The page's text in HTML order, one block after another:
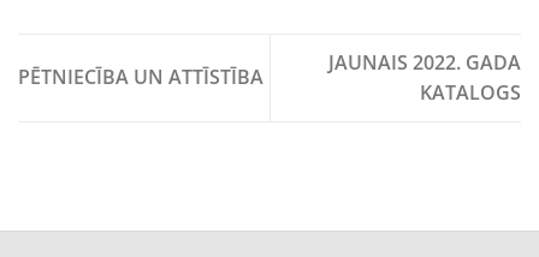
PĒTNIECĪBA UN ATTĪSTĪBA
JAUNAIS 2022. GADA
KATALOGS